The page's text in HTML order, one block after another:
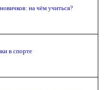
на чём учиться?
в спорте